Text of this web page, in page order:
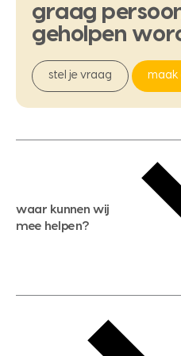
graag
geholpen
stel je vraag maak
waar kunnen wij
mee helpen?
gratis zoekservice